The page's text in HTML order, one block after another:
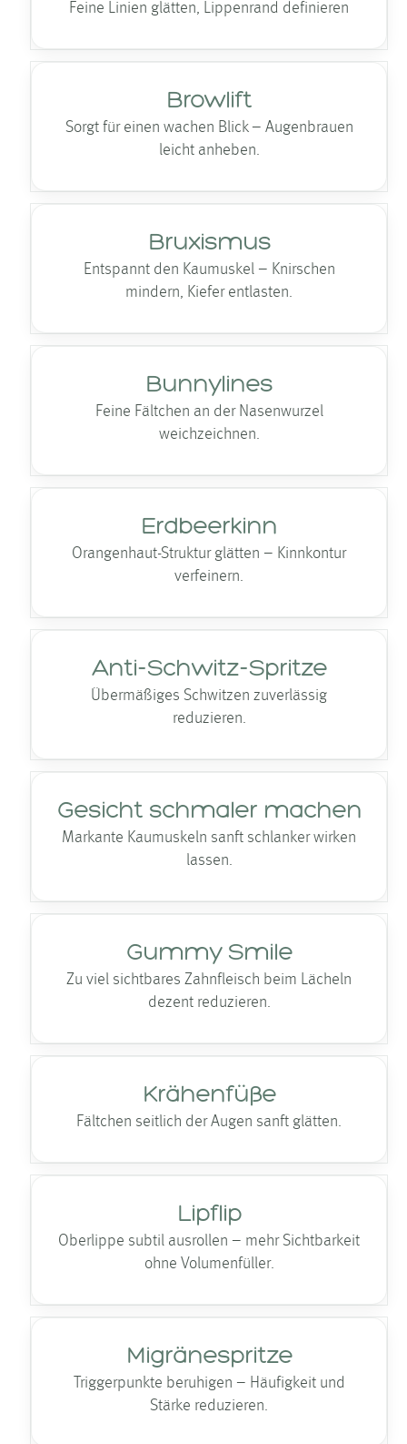
Feine Linien glätten, Lippenrand definieren
Browlift
Sorgt für einen wachen Blick – Augenbrauen
leicht anheben.
Bruxismus
Entspannt den Kaumuskel – Knirschen
mindern, Kiefer entlasten.
Bunnylines
Feine Fältchen an der Nasen­wurzel
weichzeichnen.
Erdbeerkinn
Orangenhaut-Struktur glätten – Kinnkontur
verfeinern.
Anti-Schwitz-Spritze
Übermäßiges Schwitzen zuverlässig
reduzieren.
Gesicht schmaler machen
Markante Kaumuskeln sanft schlanker wirken
lassen.
Gummy Smile
Zu viel sichtbares Zahnfleisch beim Lächeln
dezent reduzieren.
Krähenfüße
Fältchen seitlich der Augen sanft glätten.
Lipflip
Oberlippe subtil ausrollen – mehr Sichtbarkeit
ohne Volumenfüller.
Migränespritze
Triggerpunkte beruhigen – Häufigkeit und
Stärke reduzieren.